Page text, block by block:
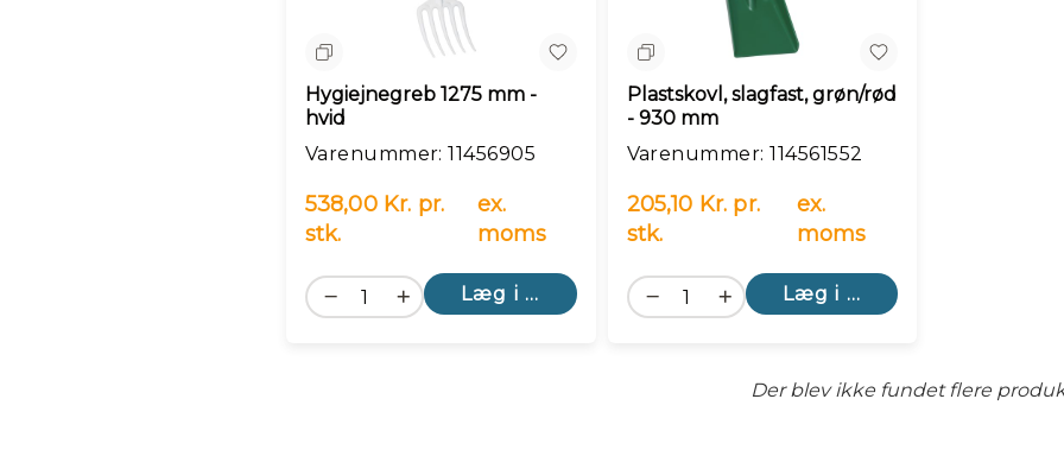
Sammenlign
Hygiejnegreb 1275 mm -
hvid
Varenummer: 11456905
538,00 Kr. pr.
stk.
ex.
moms
Læg i kurv
Sammenlign
Plastskovl, slagfast, grøn/rød
- 930 mm
Varenummer: 114561552
205,10 Kr. pr.
stk.
ex.
moms
Læg i kurv
Der blev ikke fundet flere